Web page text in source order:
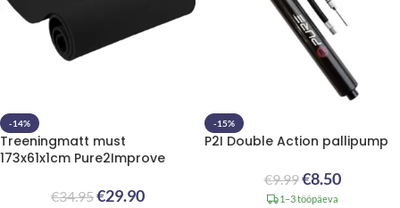
-14%
Treeningmatt must
173x61x1cm Pure2Improve
€34.95€29.90
-15%
P2I Double Action pallipump
€9.99€8.50
1–3 tööpäeva